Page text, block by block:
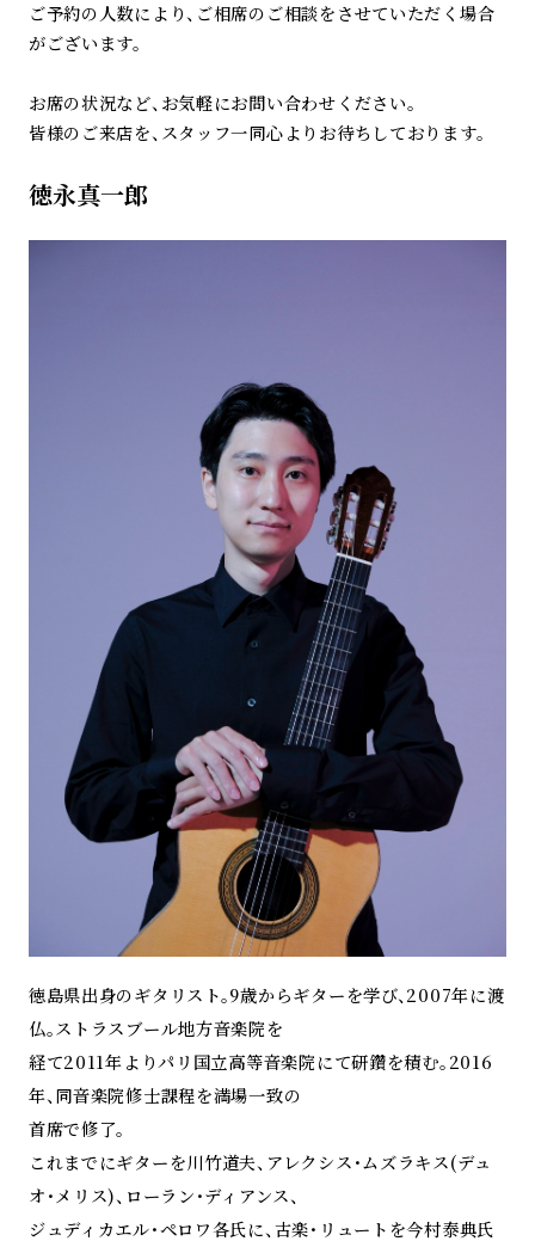
ご予約の人数により、ご相席のご相談をさせていただく場合
がございます。
お席の状況など、お気軽にお問い合わせください。
皆様のご来店を、スタッフ一同心よりお待ちしております。
徳永真一郎
徳島県出身のギタリスト。9歳からギターを学び、2007年に渡
仏。ストラスブール地方音楽院を
経て2011年よりパリ国立高等音楽院にて研鑽を積む。2016
年、同音楽院修士課程を満場一致の
首席で修了。
これまでにギターを川竹道夫、アレクシス・ムズラキス(デュ
オ・メリス)、ローラン・ディアンス、
ジュディカエル・ペロワ各氏に、古楽・リュートを今村泰典氏